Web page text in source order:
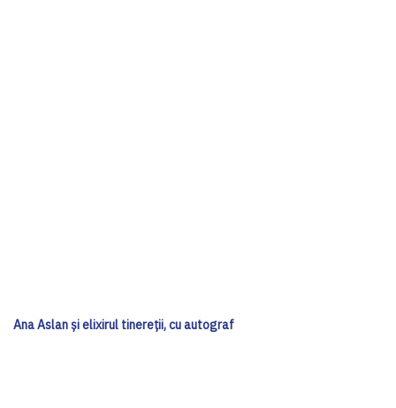
Ana Aslan și elixirul tinereții, cu autograf